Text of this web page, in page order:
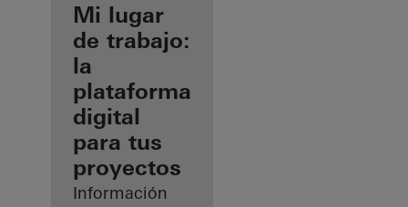
Beneficios
como
fabricante
registrado
Descubre
mi área
de
trabajo
Mi lugar
de trabajo:
la
plataforma
digital
para tus
proyectos
Información